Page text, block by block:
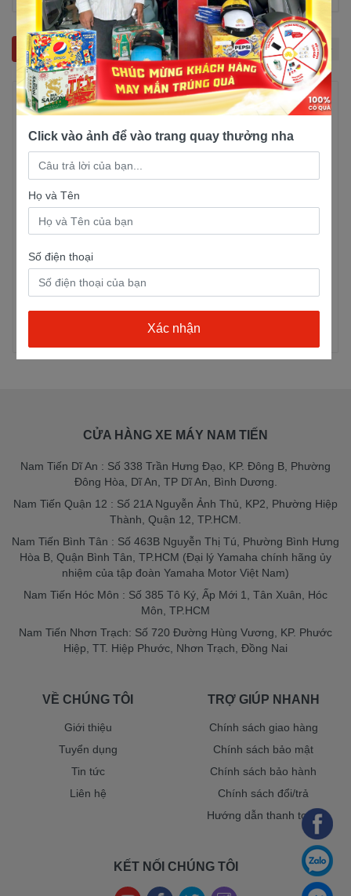
Sản phẩm liên quan
CỬA HÀNG XE MÁY NAM TIẾN
Nam Tiến Dĩ An : Số 338 Trần Hưng Đạo, KP. Đông B, Phường
Đông Hòa, Dĩ An, TP Dĩ An, Bình Dương.
Nam Tiến Quận 12 : Số 21A Nguyễn Ảnh Thủ, KP2, Phường Hiệp
Thành, Quận 12, TP.HCM.
Nam Tiến Bình Tân : Số 463B Nguyễn Thị Tú, Phường Bình Hưng
Hòa B, Quận Bình Tân, TP.HCM (Đại lý Yamaha chính hãng ủy
nhiệm của tập đoàn Yamaha Motor Việt Nam)
Nam Tiến Hóc Môn : Số 385 Tô Ký, Ấp Mới 1, Tân Xuân, Hóc
Môn, TP.HCM
Nam Tiến Nhơn Trạch: Số 720 Đường Hùng Vương, KP. Phước
Hiệp, TT. Hiệp Phước, Nhơn Trạch, Đồng Nai
VỀ CHÚNG TÔI
Giới thiệu
Tuyển dụng
Tin tức
Liên hệ
TRỢ GIÚP NHANH
Chính sách giao hàng
Chính sách bảo mật
Chính sách bảo hành
Chính sách đổi/trả
Hướng dẫn thanh toán
KẾT NỐI CHÚNG TÔI
Click vào ảnh để vào trang quay thưởng nha
Họ và Tên
Số điện thoại